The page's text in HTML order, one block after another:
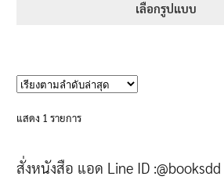
เลือกรูปแบบ
may
แสดง 1 รายการ
สั่งหนังสือ แอด Line ID